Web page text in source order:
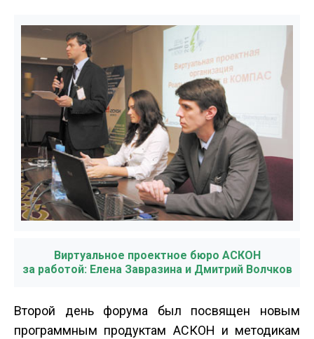
Виртуальное проектное бюро АСКОН
за работой: Елена Завразина и Дмитрий Волчков
Второй день форума был посвящен новым
программным продуктам АСКОН и методикам